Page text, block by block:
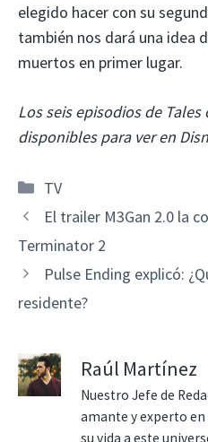
elegido hacer con su
también nos dará una idea
muertos en primer lugar.
Los seis episodios de
disponibles para ver en
Categorías
TV
El trailer M3Gan 2.0 la
Terminator 2
Pulse Ending explicó:
residente?
Raúl Martínez
Nuestro Jefe de
amante y experto en
su vida a este